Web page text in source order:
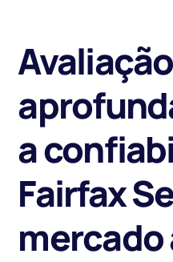
Avaliação
a
Fairfax